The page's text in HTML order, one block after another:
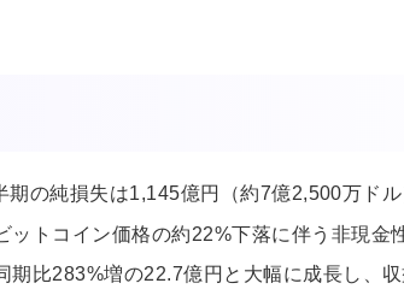
期の純損失は1,145億円（約7億2,500万ドル
ットコイン価格の約22%下落に伴う非現金
期比283%増の22.7億円と大幅に成長し、収